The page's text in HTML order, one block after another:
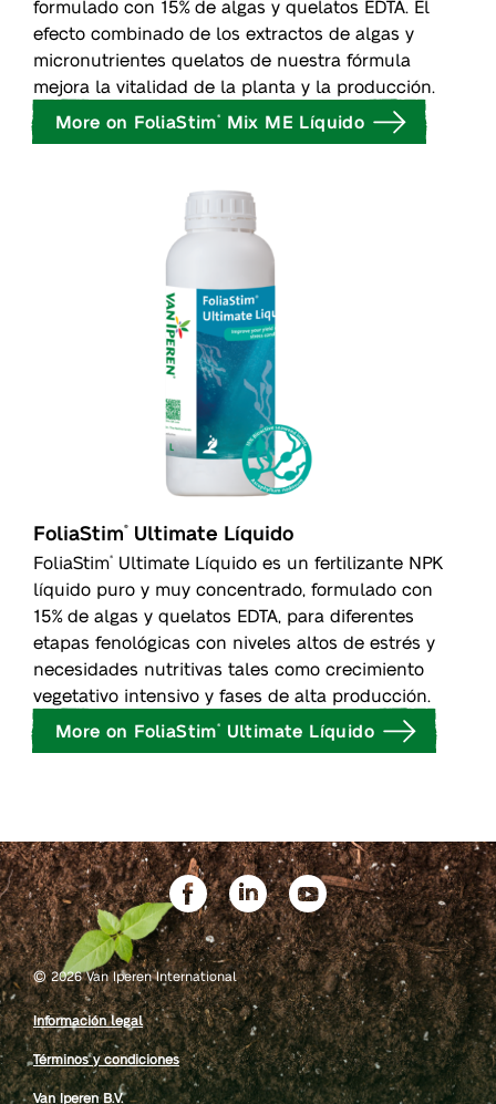
formulado con 15% de algas y quelatos EDTA. El
efecto combinado de los extractos de algas y
micronutrientes quelatos de nuestra fórmula
mejora la vitalidad de la planta y la producción.
More on FoliaStim® Mix ME Líquido
FoliaStim® Ultimate Líquido
FoliaStim®
Ultimate Líquido es un fertilizante NPK
líquido puro y muy concentrado, formulado con
15% de algas y quelatos EDTA, para diferentes
etapas fenológicas con niveles altos de estrés y
necesidades nutritivas tales como crecimiento
vegetativo intensivo y fases de alta producción.
More on FoliaStim® Ultimate Líquido
©2026 Van Iperen International
Información legal
Términos y condiciones
Van Iperen B.V.